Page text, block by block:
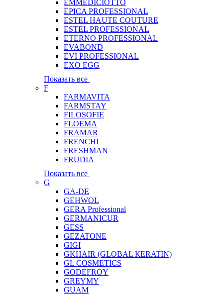
EMMEDICIOTTO
EPICA PROFESSIONAL
ESTEL HAUTE COUTURE
ESTEL PROFESSIONAL
ETERNO PROFESSIONAL
EVABOND
EVI PROFESSIONAL
EXO EGG
Показать все
F
FARMAVITA
FARMSTAY
FILOSOFIE
FLOEMA
FRAMAR
FRENCHI
FRESHMAN
FRUDIA
Показать все
G
GA-DE
GEHWOL
GERA Professional
GERMANICUR
GESS
GEZATONE
GIGI
GKHAIR (GLOBAL КЕRATIN)
GL COSMETICS
GODEFROY
GREYMY
GUAM